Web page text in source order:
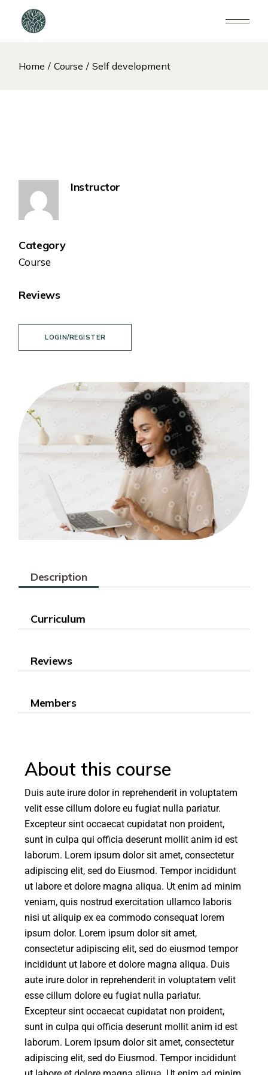
Home Course Self development
Instructor
Category
Course
Reviews
LOGIN/REGISTER
Description
Curriculum
Reviews
Members
About this course
Duis aute irure dolor in reprehenderit in voluptatem
velit esse cillum dolore eu fugiat nulla pariatur.
Excepteur sint occaecat cupidatat non proident,
sunt in culpa qui officia deserunt mollit anim id est
laborum. Lorem ipsum dolor sit amet, consectetur
adipiscing elit, sed do Eiusmod. Tempor incididunt
ut labore et dolore magna aliqua. Ut enim ad minim
veniam, quis nostrud exercitation ullamco laboris
nisi ut aliquip ex ea commodo consequat lorem
ipsum dolor. Lorem ipsum dolor sit amet,
consectetur adipiscing elit, sed do eiusmod tempor
incididunt ut labore et dolore magna aliqua. Duis
aute irure dolor in reprehenderit in voluptatem velit
esse cillum dolore eu fugiat nulla pariatur.
Excepteur sint occaecat cupidatat non proident,
sunt in culpa qui officia deserunt mollit anim id est
laborum. Lorem ipsum dolor sit amet, consectetur
adipiscing elit, sed do Eiusmod. Tempor incididunt